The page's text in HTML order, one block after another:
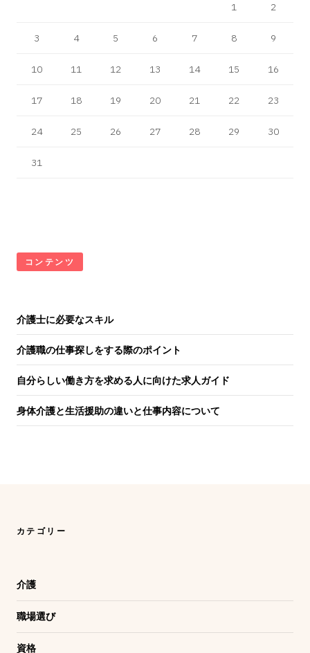
1 2
3 4 5 6 7 8 9
10 11 12 13 14 15 16
17 18 19 20 21 22 23
24 25 26 27 28 29 30
31
コンテンツ
介護士に必要なスキル
介護職の仕事探しをする際のポイント
自分らしい働き方を求める人に向けた求人ガイド
身体介護と生活援助の違いと仕事内容について
カテゴリー
介護
職場選び
資格